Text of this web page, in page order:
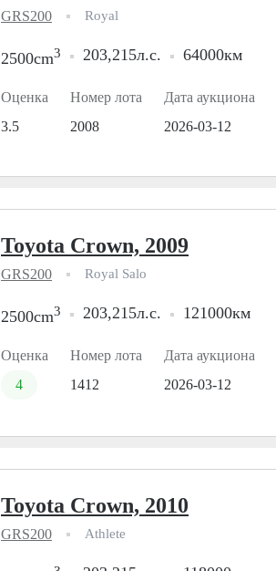
GRS200 Royal
2500cm3 203,215л.с. 64000км
Оценка
3.5
Номер лота
2008
Дата аукциона
2026-03-12
Toyota Crown, 2009
GRS200 Royal Salo
2500cm3 203,215л.с. 121000км
Оценка
4
Номер лота
1412
Дата аукциона
2026-03-12
Toyota Crown, 2010
GRS200 Athlete